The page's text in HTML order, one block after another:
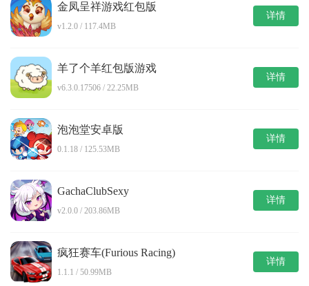
金凤呈祥游戏红包版
v1.2.0 / 117.4MB
详情
羊了个羊红包版游戏
v6.3.0.17506 / 22.25MB
详情
泡泡堂安卓版
0.1.18 / 125.53MB
详情
GachaClubSexy
v2.0.0 / 203.86MB
详情
疯狂赛车(Furious Racing)
1.1.1 / 50.99MB
详情